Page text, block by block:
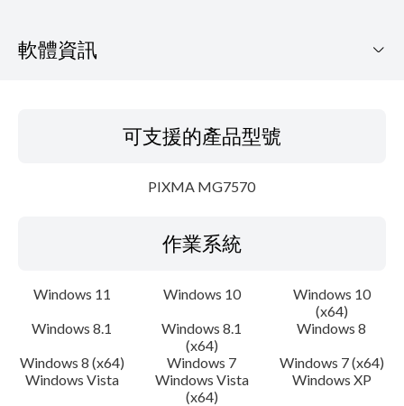
軟體資訊
更新歷史記錄
系統要求
注意事項
可支援的產品型號
PIXMA MG7570
作業系統
Windows 11 Windows 10
Windows 10
(x64)
Windows 8.1
Windows 8.1
(x64)
Windows 8
Windows 8 (x64)
Windows 7
Windows 7 (x64)
Windows Vista
Windows Vista
(x64)
Windows XP